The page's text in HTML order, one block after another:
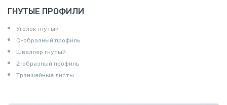
ГНУТЫЕ ПРОФИЛИ
Уголок гнутый
С-образный профиль
Швеллер гнутый
Z-образный профиль
Траншейные листы